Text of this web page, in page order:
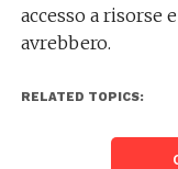
accesso a
avrebbero.
RELATED TOPICS: